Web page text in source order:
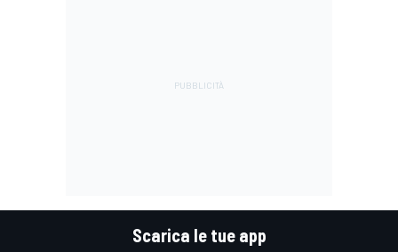
Scarica le tue app